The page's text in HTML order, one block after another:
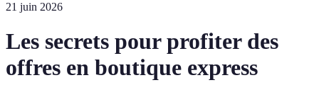
21 juin 2026
Les secrets pour profiter des
offres en boutique express